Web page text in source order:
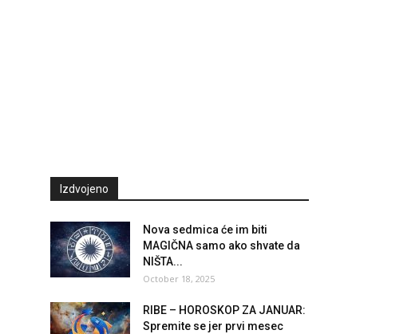
Izdvojeno
Nova sedmica će im biti
MAGIČNA samo ako shvate da
NIŠTA...
October 18, 2025
RIBE – HOROSKOP ZA JANUAR:
Spremite se jer prvi mesec